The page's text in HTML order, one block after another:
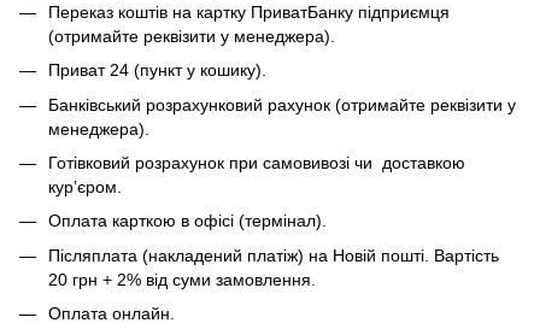
Переказ коштів на картку ПриватБанку підприємця
(отримайте реквізити у менеджера).
Приват 24 (пункт у кошику).
Банківський розрахунковий рахунок (отримайте реквізити у
менеджера).
Готівковий розрахунок при самовивозі чи доставкою
кур’єром.
Оплата карткою в офісі (термінал).
Післяплата (накладений платіж) на Новій пошті. Вартість
20 грн + 2% від суми замовлення.
Оплата онлайн.